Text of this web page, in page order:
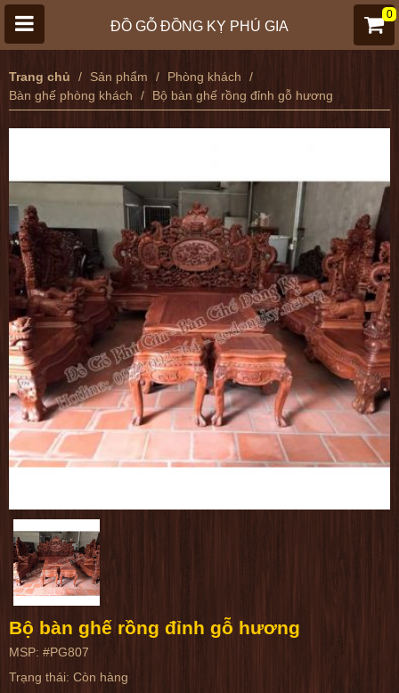
ĐỒ GỖ ĐỒNG KỴ PHÚ GIA
0
Trang chủ Sản phẩm
Phòng khách
Bàn ghế phòng khách
Bộ bàn ghế rồng đỉnh gỗ hương
Bộ bàn ghế rồng đỉnh gỗ hương
MSP: #PG807
Trạng thái: Còn hàng